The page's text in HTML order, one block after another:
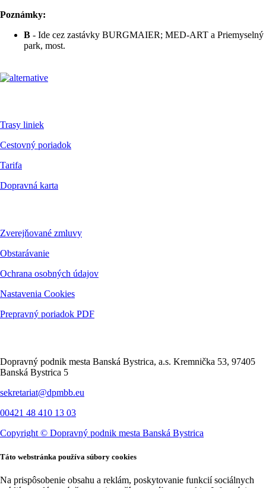
Poznámky:
B - Ide cez zastávky BURGMAIER; MED-ART a Priemyselný
park, most.
Trasy liniek
Cestovný poriadok
Tarifa
Dopravná karta
Zverejňované zmluvy
Obstarávanie
Ochrana osobných údajov
Nastavenia Cookies
Prepravný poriadok PDF
Dopravný podnik mesta Banská Bystrica, a.s. Kremnička 53, 97405
Banská Bystrica 5
sekretariat@dpmbb.eu
00421 48 410 13 03
Copyright © Dopravný podnik mesta Banská Bystrica
Táto webstránka používa súbory cookies
Na prispôsobenie obsahu a reklám, poskytovanie funkcií sociálnych